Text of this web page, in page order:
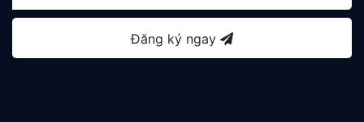
Đăng ký ngay